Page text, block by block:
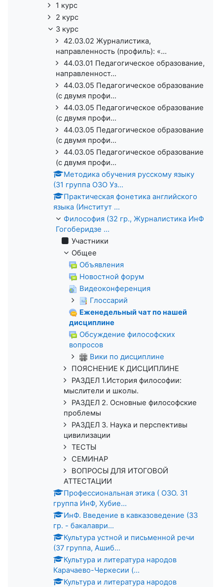
1 курс
2 курс
3 курс
42.03.02 Журналистика,
направленность (профиль): «...
44.03.01 Педагогическое образование,
направленност...
44.03.05 Педагогическое образование
(с двумя профи...
44.03.05 Педагогическое образование
(с двумя профи...
44.03.05 Педагогическое образование
(с двумя профи...
44.03.05 Педагогическое образование
(с двумя профи...
Методика обучения русскому языку
(31 группа ОЗО Уз...
Практическая фонетика английского
языка (Институт ...
Философия (32 гр., Журналистика ИнФ
Гогоберидзе ...
Участники
Общее
Объявления
Новостной форум
Видеоконференция
Глоссарий
Еженедельный чат по нашей
дисциплине
Обсуждение философских
вопросов
Вики по дисциплине
ПОЯСНЕНИЕ К ДИСЦИПЛИНЕ
РАЗДЕЛ 1.История философии:
мыслители и школы.
РАЗДЕЛ 2. Основные философские
проблемы
РАЗДЕЛ 3. Наука и перспективы
цивилизации
ТЕСТЫ
СЕМИНАР
ВОПРОСЫ ДЛЯ ИТОГОВОЙ
АТТЕСТАЦИИ
Профессиональная этика ( ОЗО. 31
группа ИнФ, Хубие...
ИнФ. Введение в кавказоведение (33
гр. - бакалаври...
Культура устной и письменной речи
(37 группа, Ашиб...
Культура и литература народов
Карачаево-Черкесии (...
Культура и литература народов